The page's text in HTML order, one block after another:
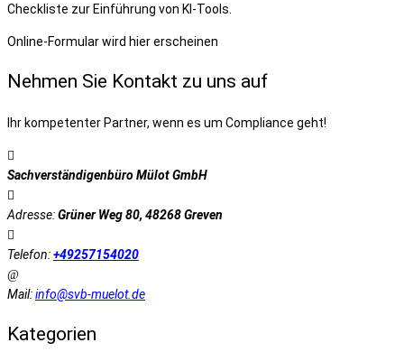
Checkliste zur Einführung von KI-Tools.
Online-Formular wird hier erscheinen
Nehmen Sie Kontakt zu uns auf
Ihr kompetenter Partner, wenn es um Compliance geht!
Sachverständigenbüro Mülot GmbH
Adresse:Grüner Weg 80, 48268 Greven
Telefon:+49257154020
Mail:info@svb-muelot.de
Kategorien